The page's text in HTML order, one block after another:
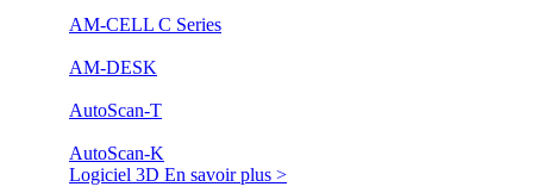
AM-CELL C Series
AM-DESK
AutoScan-T
AutoScan-K
Logiciel 3D En savoir plus >